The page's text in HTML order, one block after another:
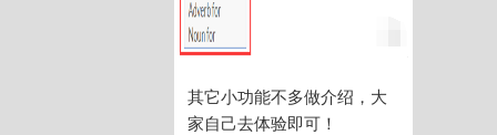
其它小功能不多做介绍，大
家自己去体验即可！